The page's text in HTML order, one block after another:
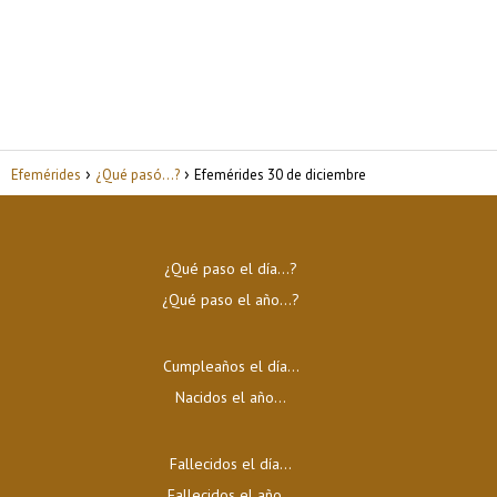
Efemérides ¿Qué pasó...? Efemérides 30 de diciembre
¿Qué paso el día…?
¿Qué paso el año…?
Cumpleaños el día…
Nacidos el año…
Fallecidos el día…